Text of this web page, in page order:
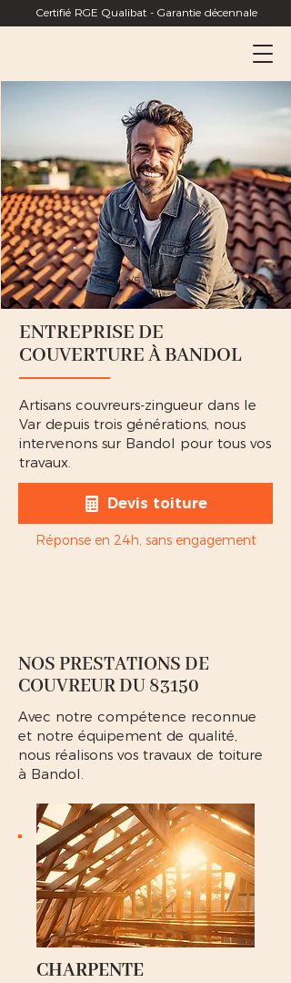
Certifié RGE Qualibat - Garantie décennale
Noté 4,9/5 sur Google
ENTREPRISE DE
COUVERTURE À BANDOL
Artisans couvreurs-zingueur dans le
Var depuis trois générations, nous
intervenons sur Bandol pour tous vos
travaux.
Devis toiture
Réponse en 24h, sans engagement
NOS PRESTATIONS DE
COUVREUR DU 83150
Avec notre compétence reconnue
et notre équipement de qualité,
nous réalisons vos travaux de toiture
à Bandol.
CHARPENTE